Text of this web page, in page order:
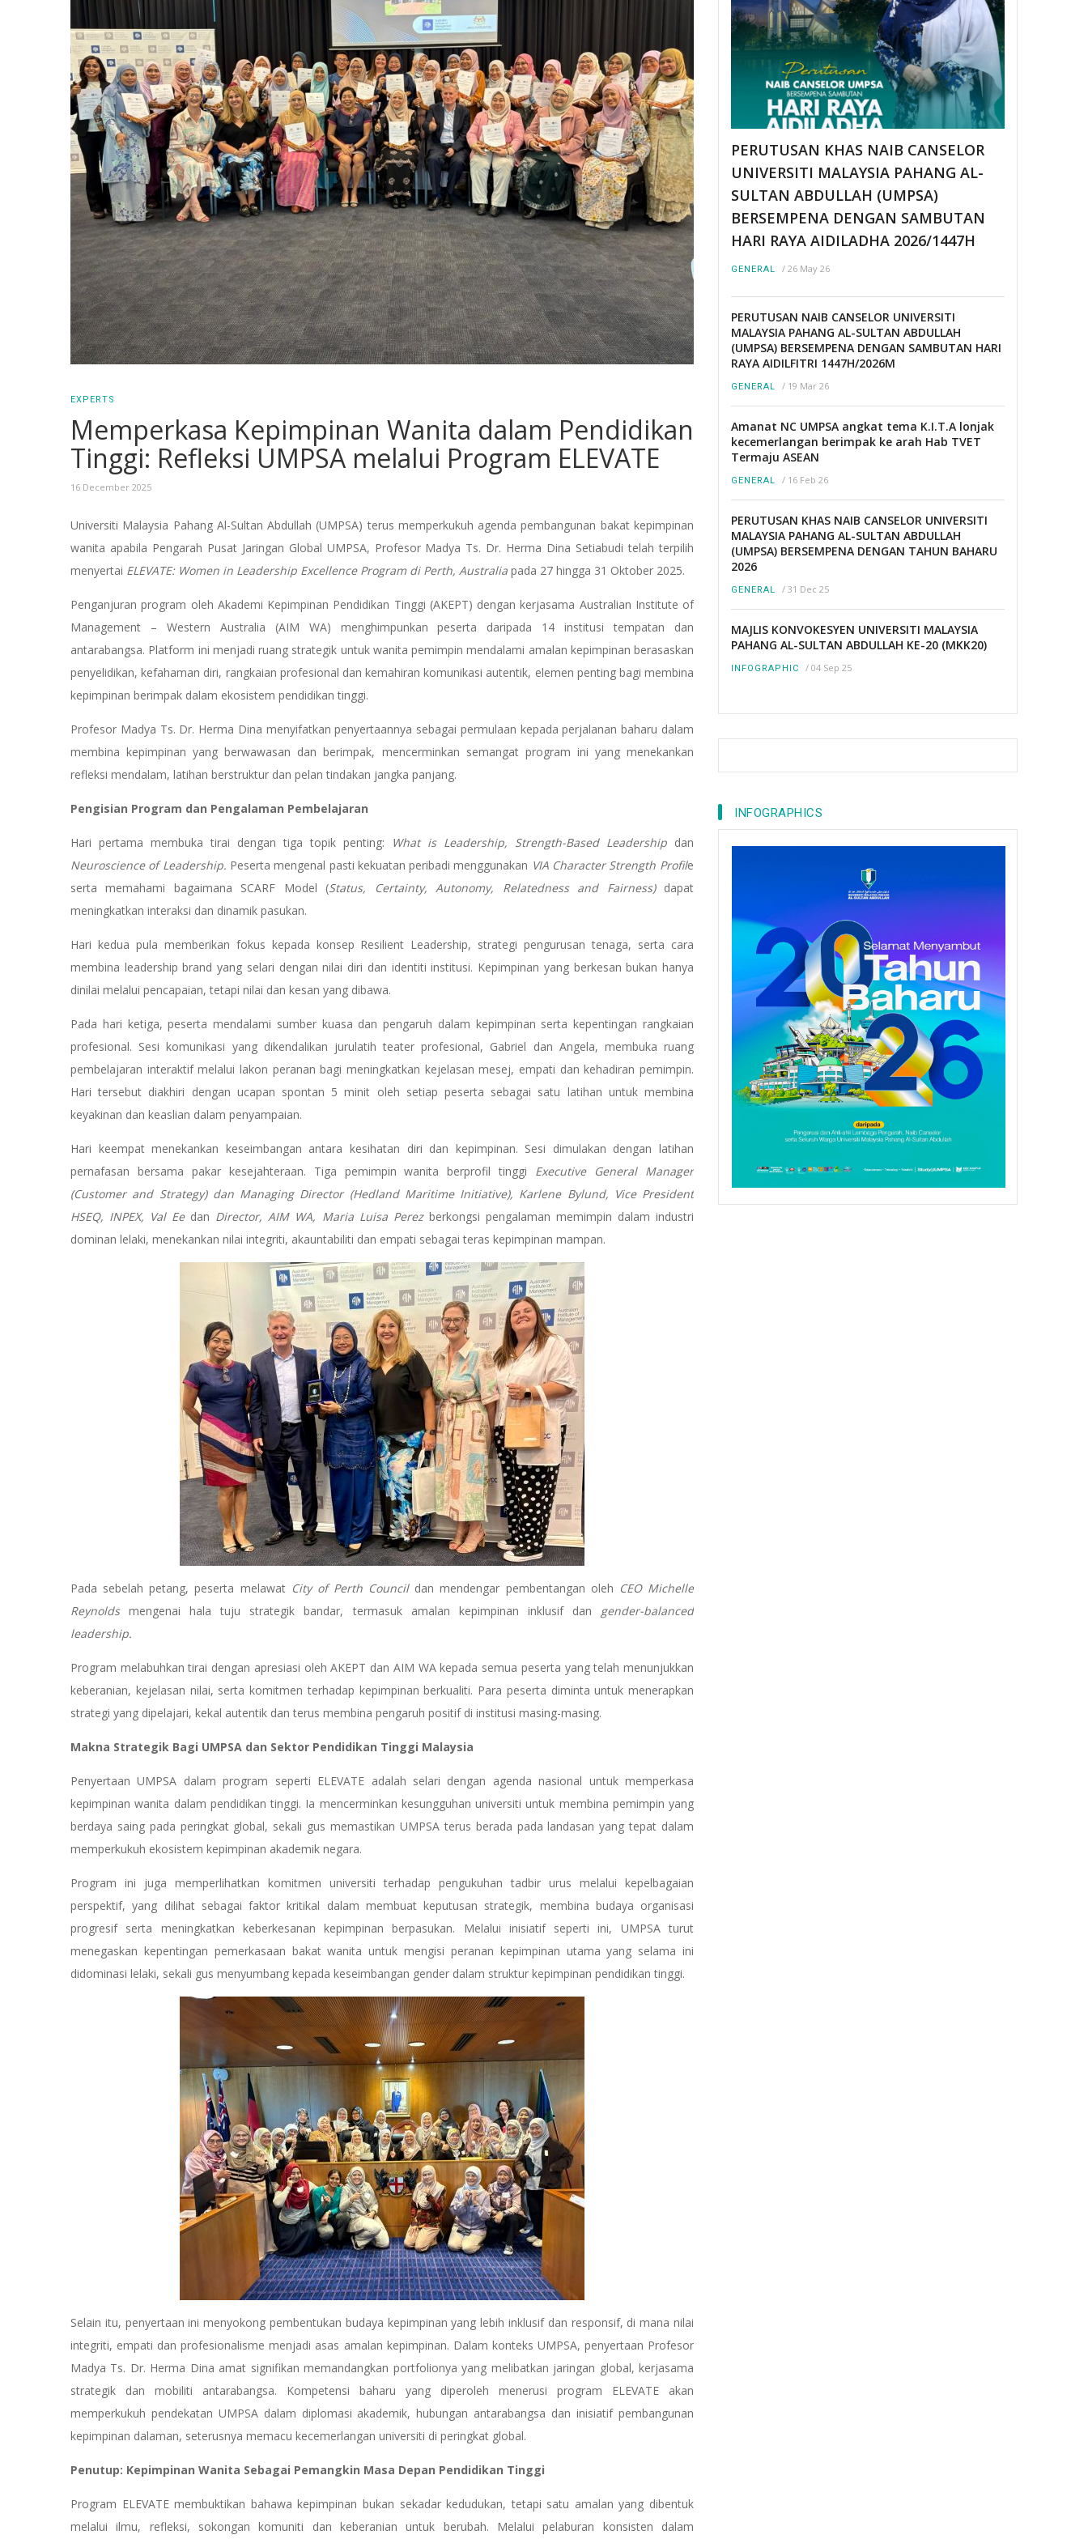
EXPERTS
Memperkasa Kepimpinan Wanita dalam Pendidikan
Tinggi: Refleksi UMPSA melalui Program ELEVATE
16 December 2025
Universiti Malaysia Pahang Al-Sultan Abdullah (UMPSA) terus memperkukuh agenda pembangunan bakat kepimpinan
wanita apabila Pengarah Pusat Jaringan Global UMPSA, Profesor Madya Ts. Dr. Herma Dina Setiabudi telah terpilih
menyertai ELEVATE: Women in Leadership Excellence Program di Perth, Australia pada 27 hingga 31 Oktober 2025.
Penganjuran program oleh Akademi Kepimpinan Pendidikan Tinggi (AKEPT) dengan kerjasama Australian Institute of
Management – Western Australia (AIM WA) menghimpunkan peserta daripada 14 institusi tempatan dan
antarabangsa. Platform ini menjadi ruang strategik untuk wanita pemimpin mendalami amalan kepimpinan berasaskan
penyelidikan, kefahaman diri, rangkaian profesional dan kemahiran komunikasi autentik, elemen penting bagi membina
kepimpinan berimpak dalam ekosistem pendidikan tinggi.
Profesor Madya Ts. Dr. Herma Dina menyifatkan penyertaannya sebagai permulaan kepada perjalanan baharu dalam
membina kepimpinan yang berwawasan dan berimpak, mencerminkan semangat program ini yang menekankan
refleksi mendalam, latihan berstruktur dan pelan tindakan jangka panjang.
Pengisian Program dan Pengalaman Pembelajaran
Hari pertama membuka tirai dengan tiga topik penting: What is Leadership, Strength-Based Leadership dan
Neuroscience of Leadership. Peserta mengenal pasti kekuatan peribadi menggunakan VIA Character Strength Profile
serta memahami bagaimana SCARF Model (Status, Certainty, Autonomy, Relatedness and Fairness)dapat
meningkatkan interaksi dan dinamik pasukan.
Hari kedua pula memberikan fokus kepada konsep Resilient Leadership, strategi pengurusan tenaga, serta cara
membina leadership brand yang selari dengan nilai diri dan identiti institusi. Kepimpinan yang berkesan bukan hanya
dinilai melalui pencapaian, tetapi nilai dan kesan yang dibawa.
Pada hari ketiga, peserta mendalami sumber kuasa dan pengaruh dalam kepimpinan serta kepentingan rangkaian
profesional. Sesi komunikasi yang dikendalikan jurulatih teater profesional, Gabriel dan Angela, membuka ruang
pembelajaran interaktif melalui lakon peranan bagi meningkatkan kejelasan mesej, empati dan kehadiran pemimpin.
Hari tersebut diakhiri dengan ucapan spontan 5 minit oleh setiap peserta sebagai satu latihan untuk membina
keyakinan dan keaslian dalam penyampaian.
Hari keempat menekankan keseimbangan antara kesihatan diri dan kepimpinan. Sesi dimulakan dengan latihan
pernafasan bersama pakar kesejahteraan. Tiga pemimpin wanita berprofil tinggi Executive General Manager
(Customer and Strategy) dan Managing Director (Hedland Maritime Initiative), Karlene Bylund, Vice President
HSEQ, INPEX, Val Ee dan Director, AIM WA, Maria Luisa Perezberkongsi pengalaman memimpin dalam industri
dominan lelaki, menekankan nilai integriti, akauntabiliti dan empati sebagai teras kepimpinan mampan.
Pada sebelah petang, peserta melawatCity of Perth Councildan mendengar pembentangan oleh CEO Michelle
Reynoldsmengenai hala tuju strategik bandar, termasuk amalan kepimpinan inklusif dan gender-balanced
leadership.
Program melabuhkan tirai dengan apresiasi oleh AKEPT dan AIM WA kepada semua peserta yang telah menunjukkan
keberanian, kejelasan nilai, serta komitmen terhadap kepimpinan berkualiti. Para peserta diminta untuk menerapkan
strategi yang dipelajari, kekal autentik dan terus membina pengaruh positif di institusi masing-masing.
Makna Strategik Bagi UMPSA dan Sektor Pendidikan Tinggi Malaysia
Penyertaan UMPSA dalam program seperti ELEVATE adalah selari dengan agenda nasional untuk memperkasa
kepimpinan wanita dalam pendidikan tinggi. Ia mencerminkan kesungguhan universiti untuk membina pemimpin yang
berdaya saing pada peringkat global, sekali gus memastikan UMPSA terus berada pada landasan yang tepat dalam
memperkukuh ekosistem kepimpinan akademik negara.
Program ini juga memperlihatkan komitmen universiti terhadap pengukuhan tadbir urus melalui kepelbagaian
perspektif, yang dilihat sebagai faktor kritikal dalam membuat keputusan strategik, membina budaya organisasi
progresif serta meningkatkan keberkesanan kepimpinan berpasukan. Melalui inisiatif seperti ini, UMPSA turut
menegaskan kepentingan pemerkasaan bakat wanita untuk mengisi peranan kepimpinan utama yang selama ini
didominasi lelaki, sekali gus menyumbang kepada keseimbangan gender dalam struktur kepimpinan pendidikan tinggi.
Selain itu, penyertaan ini menyokong pembentukan budaya kepimpinan yang lebih inklusif dan responsif, di mana nilai
integriti, empati dan profesionalisme menjadi asas amalan kepimpinan. Dalam konteks UMPSA, penyertaan Profesor
Madya Ts. Dr. Herma Dina amat signifikan memandangkan portfolionya yang melibatkan jaringan global, kerjasama
strategik dan mobiliti antarabangsa. Kompetensi baharu yang diperoleh menerusi program ELEVATE akan
memperkukuh pendekatan UMPSA dalam diplomasi akademik, hubungan antarabangsa dan inisiatif pembangunan
kepimpinan dalaman, seterusnya memacu kecemerlangan universiti di peringkat global.
Penutup: Kepimpinan Wanita Sebagai Pemangkin Masa Depan Pendidikan Tinggi
Program ELEVATE membuktikan bahawa kepimpinan bukan sekadar kedudukan, tetapi satu amalan yang dibentuk
melalui ilmu, refleksi, sokongan komuniti dan keberanian untuk berubah. Melalui pelaburan konsisten dalam
PERUTUSAN KHAS NAIB CANSELOR
UNIVERSITI MALAYSIA PAHANG AL-
SULTAN ABDULLAH (UMPSA)
BERSEMPENA DENGAN SAMBUTAN
HARI RAYA AIDILADHA 2026/1447H
GENERAL / 26 May 26
PERUTUSAN NAIB CANSELOR UNIVERSITI
MALAYSIA PAHANG AL-SULTAN ABDULLAH
(UMPSA) BERSEMPENA DENGAN SAMBUTAN HARI
RAYA AIDILFITRI 1447H/2026M
GENERAL / 19 Mar 26
Amanat NC UMPSA angkat tema K.I.T.A lonjak
kecemerlangan berimpak ke arah Hab TVET
Termaju ASEAN
GENERAL / 16 Feb 26
PERUTUSAN KHAS NAIB CANSELOR UNIVERSITI
MALAYSIA PAHANG AL-SULTAN ABDULLAH
(UMPSA) BERSEMPENA DENGAN TAHUN BAHARU
2026
GENERAL / 31 Dec 25
MAJLIS KONVOKESYEN UNIVERSITI MALAYSIA
PAHANG AL-SULTAN ABDULLAH KE-20 (MKK20)
INFOGRAPHIC / 04 Sep 25
INFOGRAPHICS